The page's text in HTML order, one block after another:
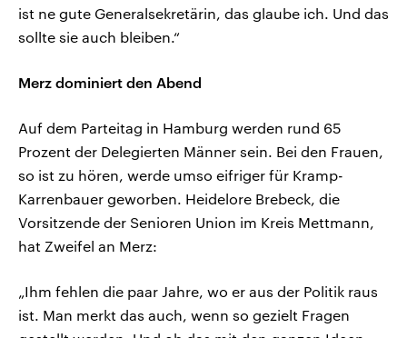
ist ne gute Generalsekretärin, das glaube ich. Und das
sollte sie auch bleiben.“
Merz dominiert den Abend
Auf dem Parteitag in Hamburg werden rund 65
Prozent der Delegierten Männer sein. Bei den Frauen,
so ist zu hören, werde umso eifriger für Kramp-
Karrenbauer geworben. Heidelore Brebeck, die
Vorsitzende der Senioren Union im Kreis Mettmann,
hat Zweifel an Merz:
„Ihm fehlen die paar Jahre, wo er aus der Politik raus
ist. Man merkt das auch, wenn so gezielt Fragen